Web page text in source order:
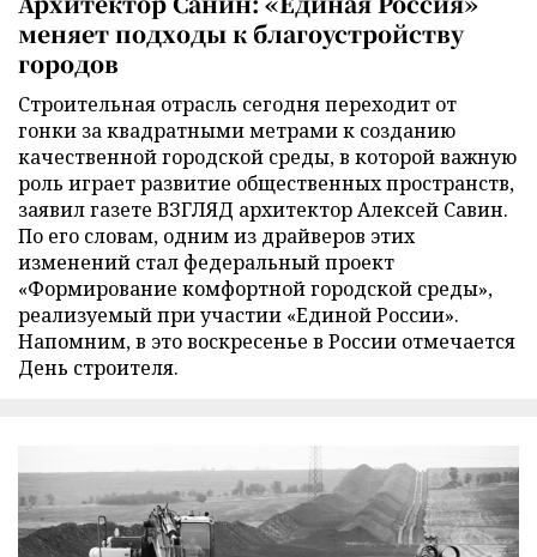
меняет подходы к благоустройству
городов
Строительная отрасль сегодня переходит от
гонки за квадратными метрами к созданию
качественной городской среды, в которой важную
роль играет развитие общественных пространств,
заявил газете ВЗГЛЯД архитектор Алексей Савин.
По его словам, одним из драйверов этих
изменений стал федеральный проект
«Формирование комфортной городской среды»,
реализуемый при участии «Единой России».
Напомним, в это воскресенье в России отмечается
День строителя.